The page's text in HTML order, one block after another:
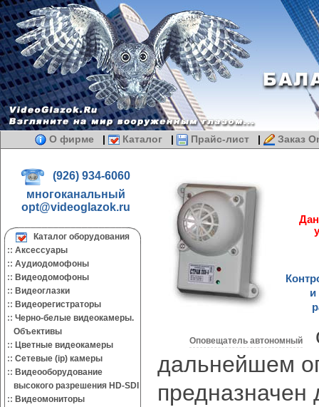
О фирме | Каталог | Прайс-лист | Заказ
(926) 934-6060
многоканальный
opt@videoglazok.ru
Каталог оборудования
:: Аксессуары
:: Аудиодомофоны
:: Видеодомофоны
:: Видеоглазки
:: Видеорегистраторы
:: Черно-белые видеокамеры.
Объективы
:: Цветные видеокамеры
:: Сетевые (ip) камеры
:: Видеооборудование
высокого разрешения HD-SDI
:: Видеомониторы
и
Оповещатель автономный
дальнейшем
предназначен